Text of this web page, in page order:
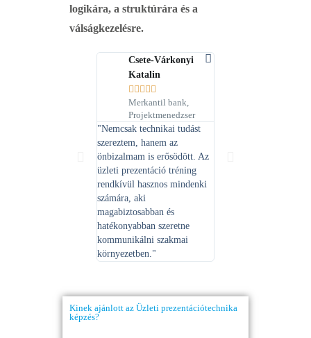
logikára, a struktúrára és a
válságkezelésre.
Csete-Várkonyi
Katalin
    
Merkantil bank,
Projektmenedzser
"Nemcsak technikai tudást
szereztem, hanem az
önbizalmam is erősödött. Az
üzleti prezentáció tréning
rendkívül hasznos mindenki
számára, aki
magabiztosabban és
hatékonyabban szeretne
kommunikálni szakmai
környezetben."
Kinek ajánlott az Üzleti prezentációtechnika
képzés?